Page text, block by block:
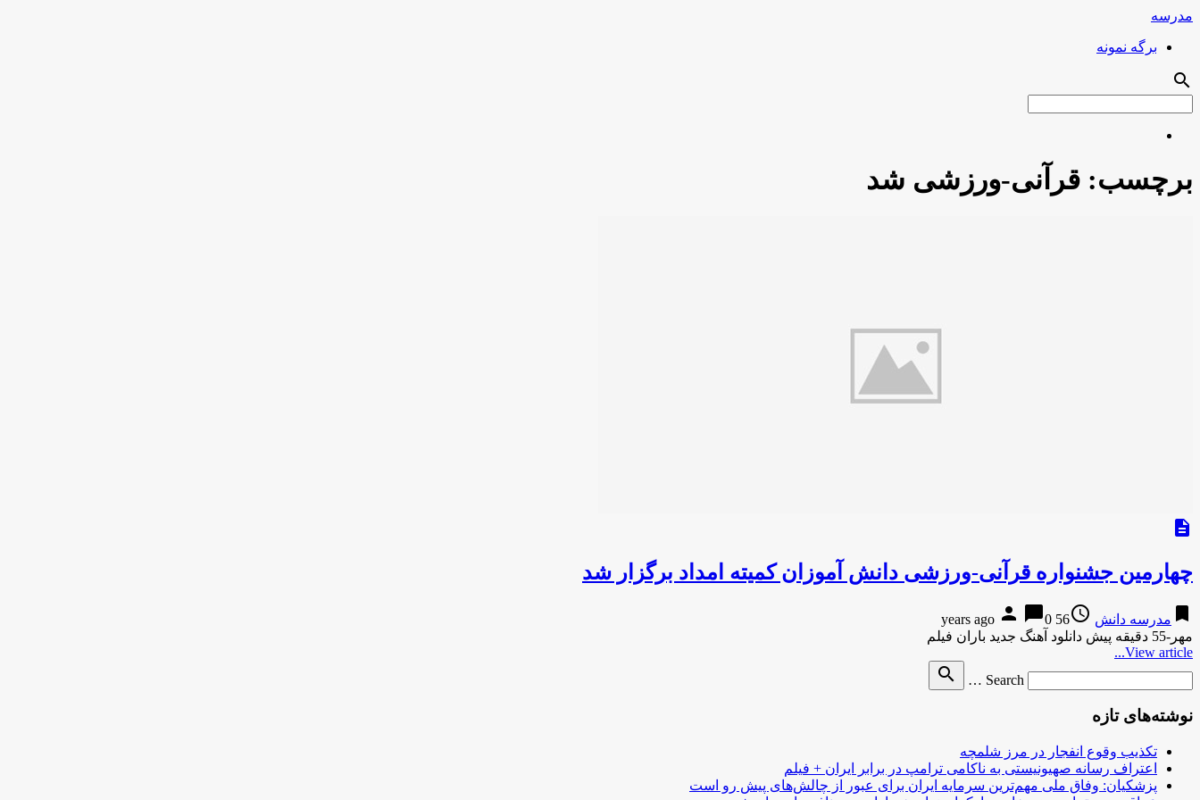
مدرسه
برگه نمونه
search
برچسب: قرآنی-ورزشی شد
description
چهارمین جشنواره قرآنی-ورزشی دانش آموزان کمیته امداد برگزار شد
bookmark مدرسه دانش access_time
56 years ago
person chat_bubble0
مهر-55 دقیقه پیش دانلود آهنگ جدید باران فیلم
View article...
Search …
search
نوشته‌های تازه
تکذیب وقوع انفجار در مرز شلمچه
اعتراف رسانه صهیونیستی به ناکامی ترامپ در برابر ایران + فیلم
پزشکیان: وفاق ملی مهم‌ترین سرمایه ایران برای عبور از چالش‌های پیش رو است